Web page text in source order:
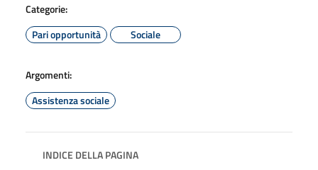
Categorie:
Pari opportunità
Sociale
Argomenti:
Assistenza sociale
INDICE DELLA PAGINA